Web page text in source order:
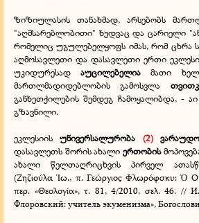
ზიზიულასის თანახმად, არსებობს
"აღმსარებლობითი" ხედვაც და ცარიელი
რომელიც უგულებელყოფს იმას, რომ ცხრა
აღმოსავლეთი და დასავლეთი ერთი
უკიდურესადაუცილებელიამათი
მართლმადიდებლობის გამოსვლა
განხეთქილების შემდეგ ჩამოყალიბდა, -
გზავნილი.
ეკლესიისუნივერსალურობა (2)
დასავლეთს შორის ახალი ერთობის
ახალი წელთაღრიცხვის პირველ
(ΖηζιούλαἸω., π. Γεώργιος Φλωρόφσκυ:Ὁ Ο
περ. «Θεολογία», τ. 81, 4/2010, σελ. 46. //
Флоровский: учитель экуменизма»,